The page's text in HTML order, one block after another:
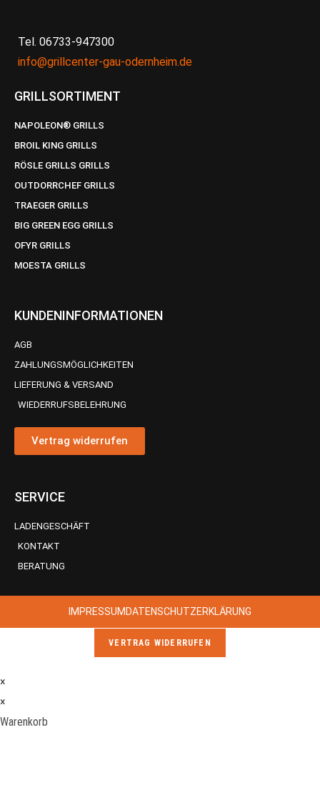
Tel. 06733-947300
info@grillcenter-gau-odernheim.de
GRILLSORTIMENT
NAPOLEON® GRILLS
BROIL KING GRILLS
RÖSLE GRILLS GRILLS
OUTDORRCHEF GRILLS
TRAEGER GRILLS
BIG GREEN EGG GRILLS
OFYR GRILLS
MOESTA GRILLS
KUNDENINFORMATIONEN
AGB
ZAHLUNGSMÖGLICHKEITEN
LIEFERUNG & VERSAND
WIEDERRUFSBELEHRUNG
Vertrag widerrufen
SERVICE
LADENGESCHÄFT
KONTAKT
BERATUNG
IMPRESSUMDATENSCHUTZERKLÄRUNG
VERTRAG WIDERRUFEN
×
×
Warenkorb